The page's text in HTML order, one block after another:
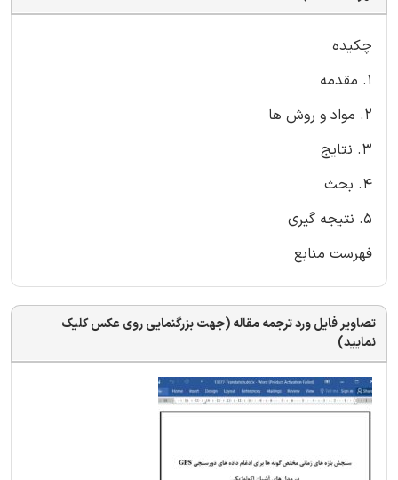
چکیده
1. مقدمه
2. مواد و روش ها
3. نتایج
4. بحث
5. نتیجه گیری
فهرست منابع
تصاویر فایل ورد ترجمه مقاله (جهت بزرگنمایی روی عکس کلیک
نمایید)